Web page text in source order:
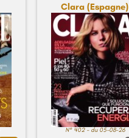
Clara (Espagne)
N° 402 - du 05-08-26